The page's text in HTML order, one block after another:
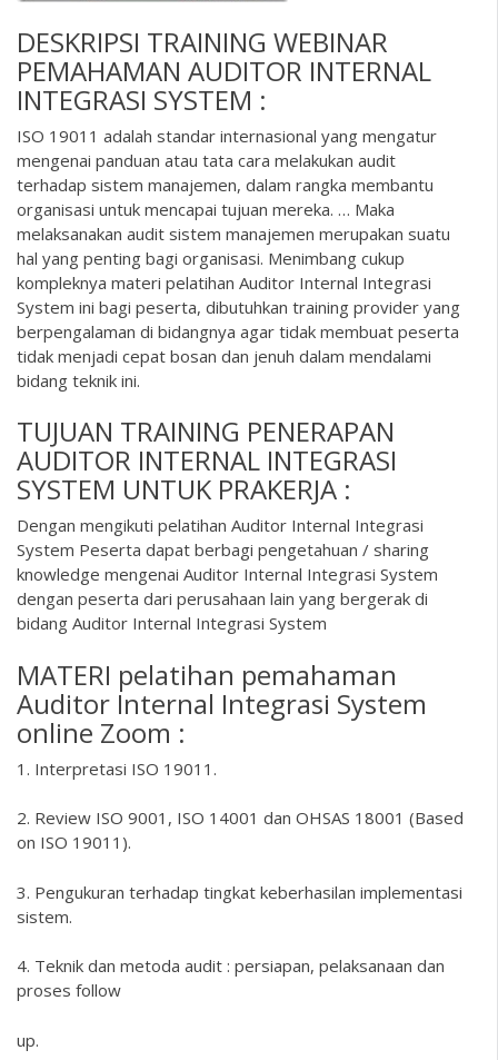
DESKRIPSI TRAINING WEBINAR
PEMAHAMAN AUDITOR INTERNAL
INTEGRASI SYSTEM :
ISO 19011 adalah standar internasional yang mengatur
mengenai panduan atau tata cara melakukan audit
terhadap sistem manajemen, dalam rangka membantu
organisasi untuk mencapai tujuan mereka. … Maka
melaksanakan audit sistem manajemen merupakan suatu
hal yang penting bagi organisasi. Menimbang cukup
kompleknya materi pelatihan Auditor Internal Integrasi
System ini bagi peserta, dibutuhkan training provider yang
berpengalaman di bidangnya agar tidak membuat peserta
tidak menjadi cepat bosan dan jenuh dalam mendalami
bidang teknik ini.
TUJUAN TRAINING PENERAPAN
AUDITOR INTERNAL INTEGRASI
SYSTEM UNTUK PRAKERJA :
Dengan mengikuti pelatihan Auditor Internal Integrasi
System Peserta dapat berbagi pengetahuan / sharing
knowledge mengenai Auditor Internal Integrasi System
dengan peserta dari perusahaan lain yang bergerak di
bidang Auditor Internal Integrasi System
MATERI pelatihan pemahaman
Auditor Internal Integrasi System
online Zoom :
1. Interpretasi ISO 19011.
2. Review ISO 9001, ISO 14001 dan OHSAS 18001 (Based
on ISO 19011).
3. Pengukuran terhadap tingkat keberhasilan implementasi
sistem.
4. Teknik dan metoda audit : persiapan, pelaksanaan dan
proses follow
up.